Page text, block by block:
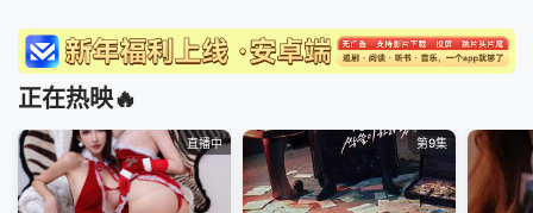
正在热映🔥
直播中 第9集